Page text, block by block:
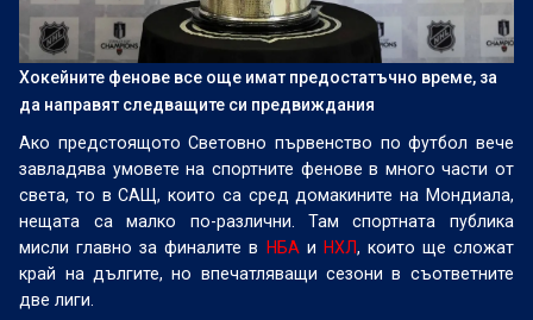
Хокейните фенове все още имат предостатъчно време, за
да направят следващите си предвиждания
Ако предстоящото Световно първенство по футбол вече
завладява умовете на спортните фенове в много части от
света, то в САЩ, които са сред домакините на Мондиала,
нещата са малко по-различни. Там спортната публика
мисли главно за финалите в
НБА и НХЛ, които ще сложат
край на дългите, но впечатляващи сезони в съответните
две лиги.